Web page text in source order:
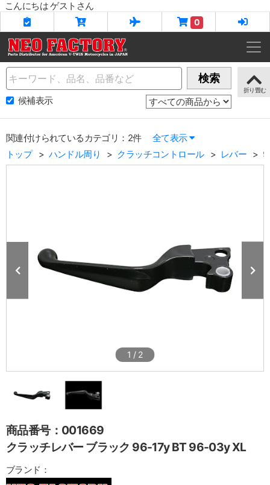
こんにちは ゲストさん
0
Name 検索
候補表示
関連付けられているカテゴリ：2件
全て表示
トップ
ハンドル周り クラッチコントロール レバー
1 / 2
商品番号：001669
クラッチレバー ブラック 96-17y BT 96-03y XL
ブランド：